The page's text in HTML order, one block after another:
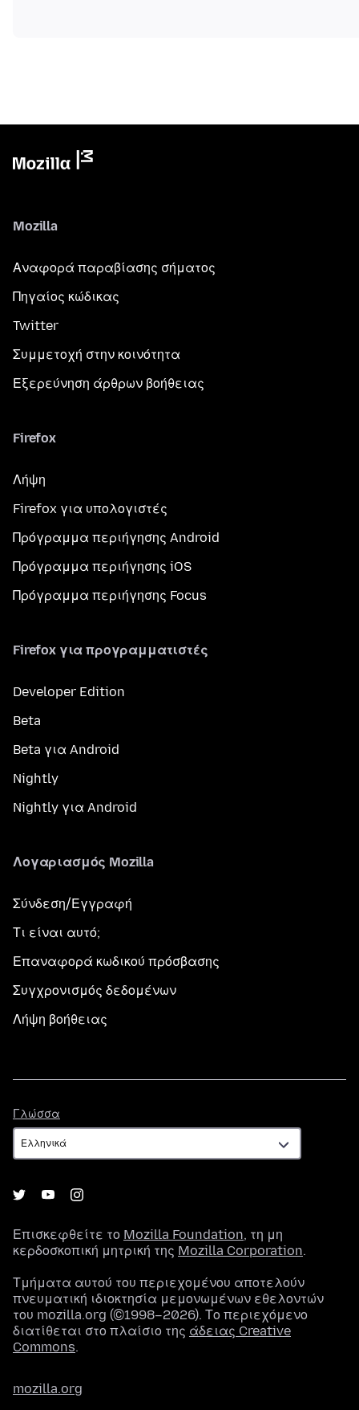
Mozilla
Αναφορά παραβίασης σήματος
Πηγαίος κώδικας
Twitter
Συμμετοχή στην κοινότητα
Εξερεύνηση άρθρων βοήθειας
Firefox
Λήψη
Firefox για υπολογιστές
Πρόγραμμα περιήγησης Android
Πρόγραμμα περιήγησης iOS
Πρόγραμμα περιήγησης Focus
Firefox για προγραμματιστές
Developer Edition
Beta
Beta για Android
Nightly
Nightly για Android
Λογαριασμός Mozilla
Σύνδεση/Εγγραφή
Τι είναι αυτό;
Επαναφορά κωδικού πρόσβασης
Συγχρονισμός δεδομένων
Λήψη βοήθειας
Γλώσσα
Επισκεφθείτε το Mozilla Foundation, τη μη
κερδοσκοπική μητρική της Mozilla Corporation.
Τμήματα αυτού του περιεχομένου αποτελούν
πνευματική ιδιοκτησία μεμονωμένων εθελοντών
του mozilla.org (©1998–2026). Το περιεχόμενο
διατίθεται στο πλαίσιο της άδειας Creative
Commons.
mozilla.org